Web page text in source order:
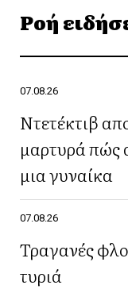
Ροή
07.08.26
Ντετέκτιβ
μαρτυρά πώς
μια γυναίκα
07.08.26
Τραγανές
τυριά